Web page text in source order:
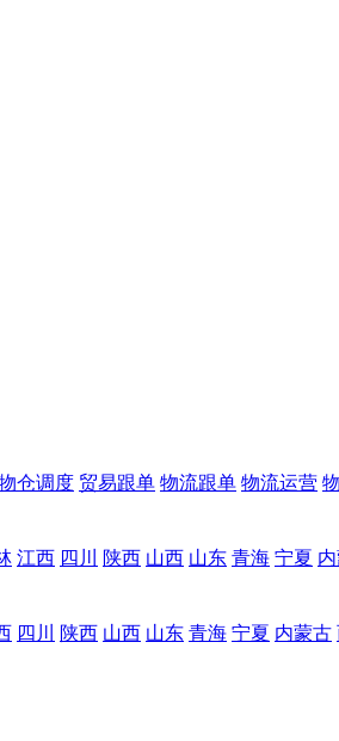
仓调度 贸易跟单 物流跟单 物流运营
江西 四川 陕西 山西 山东 青海 宁夏
四川 陕西 山西 山东 青海 宁夏 内蒙古